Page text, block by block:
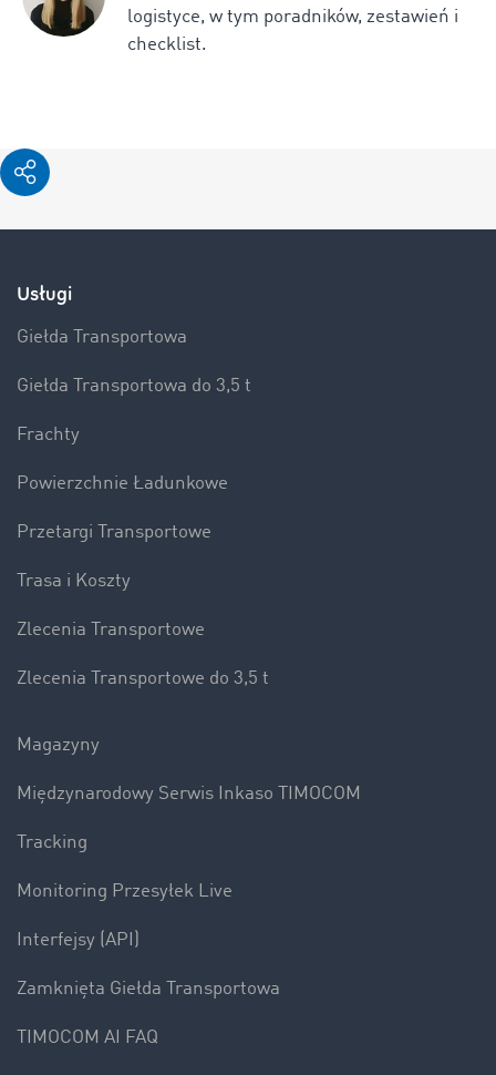
logistyce, w tym poradników, zestawień i
checklist.
Usługi
Giełda Transportowa
Giełda Transportowa do 3,5 t
Frachty
Powierzchnie Ładunkowe
Przetargi Transportowe
Trasa i Koszty
Zlecenia Transportowe
Zlecenia Transportowe do 3,5 t
Magazyny
Międzynarodowy Serwis Inkaso TIMOCOM
Tracking
Monitoring Przesyłek Live
Interfejsy (API)
Zamknięta Giełda Transportowa
TIMOCOM AI FAQ